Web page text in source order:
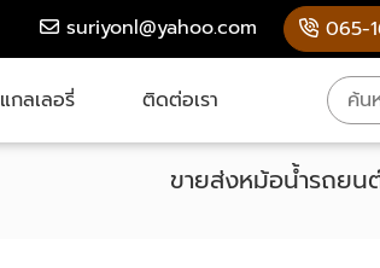
suriyonl@yahoo.com 065-
แกลเลอรี่ ติดต่อเรา
ขายส่งหม้อน้ำรถย